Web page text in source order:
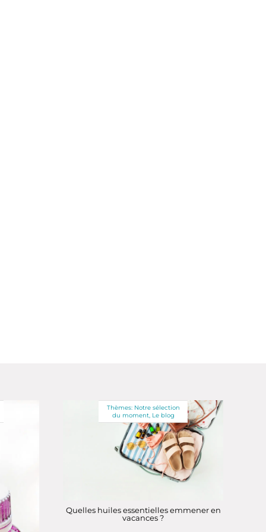
Thèmes: Notre sélection
du moment, Le blog
Quelles huiles essentielles emmener en
vacances ?